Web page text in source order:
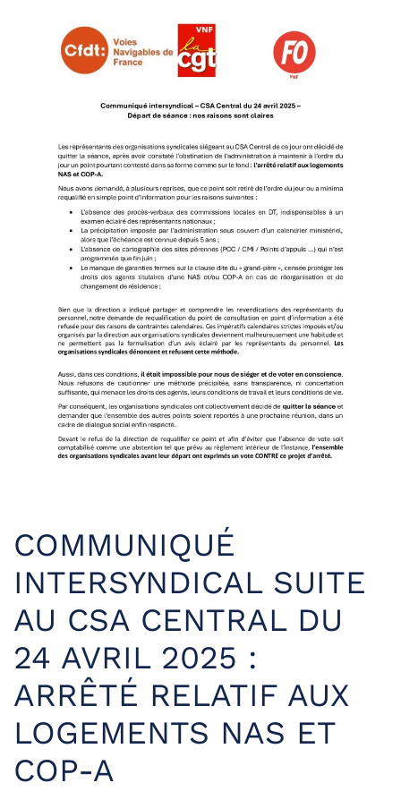
COMMUNIQUÉ
INTERSYNDICAL SUITE
AU CSA CENTRAL DU
24 AVRIL 2025 :
ARRÊTÉ RELATIF AUX
LOGEMENTS NAS ET
COP-A